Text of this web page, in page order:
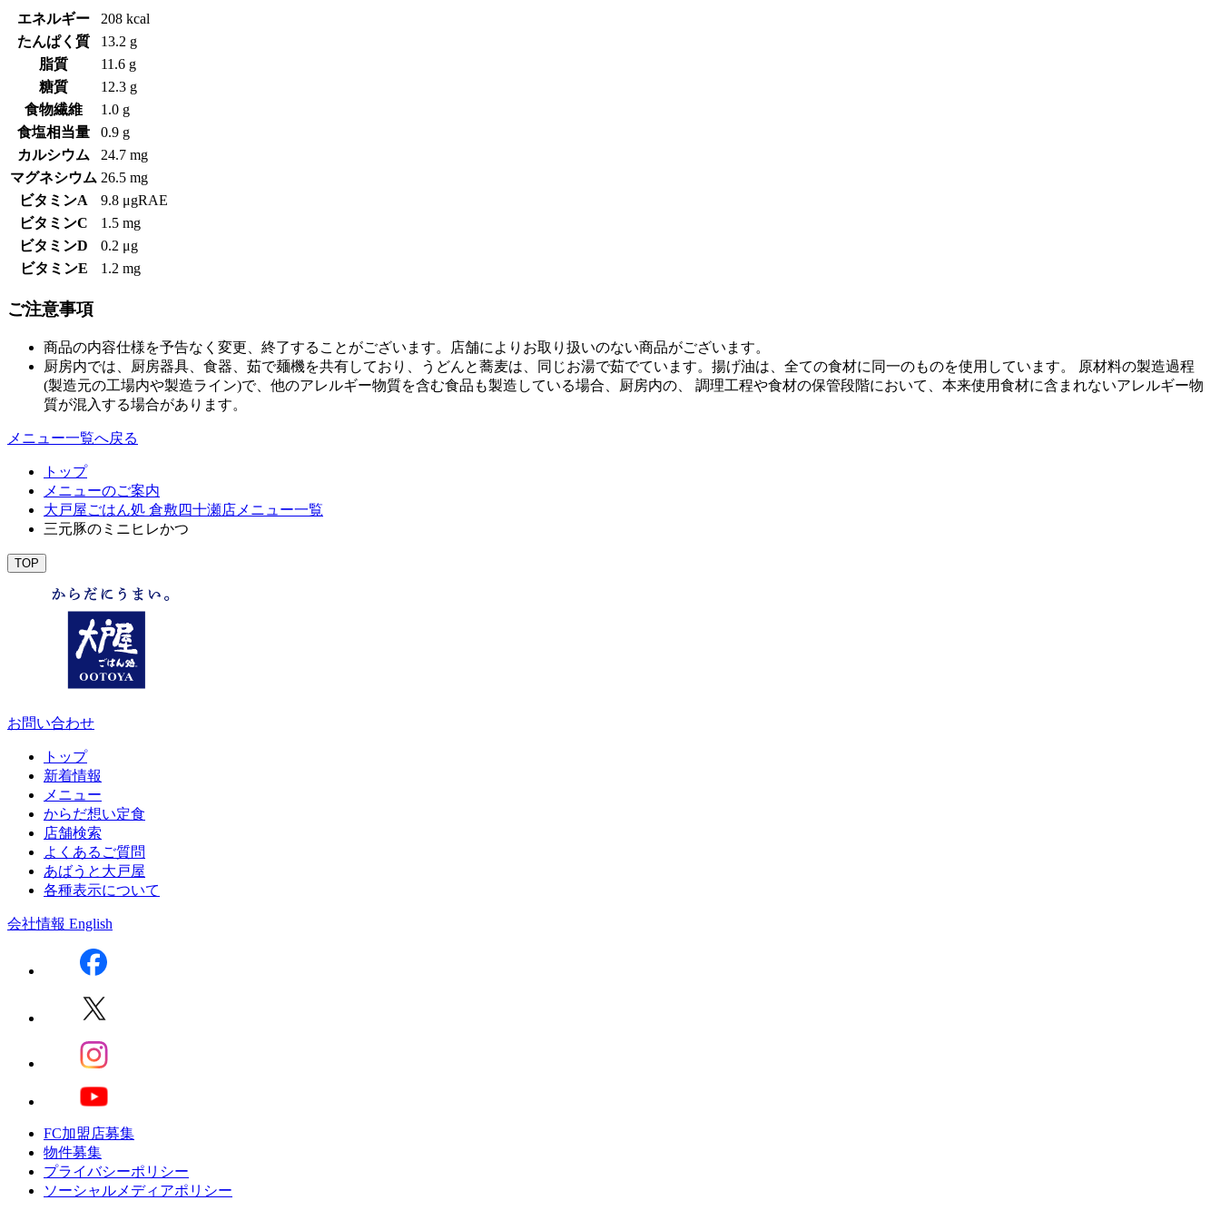
エネルギー
208 kcal
たんぱく質
13.2 g
脂質
11.6 g
糖質
12.3 g
食物繊維
1.0 g
食塩相当量
0.9 g
カルシウム
24.7 mg
マグネシウム 26.5 mg
ビタミンA
9.8 μgRAE
ビタミンC
1.5 mg
ビタミンD
0.2 μg
ビタミンE
1.2 mg
ご注意事項
商品の内容仕様を予告なく変更、終了することがございます。店舗によりお取り扱いのない商品がございます。
厨房内では、厨房器具、食器、茹で麺機を共有しており、うどんと蕎麦は、同じお湯で茹でています。揚げ油は、全ての食材に同一のものを使用しています。 原材料の製造過程
(製造元の工場内や製造ライン)で、他のアレルギー物質を含む食品も製造している場合、厨房内の、 調理工程や食材の保管段階において、本来使用食材に含まれないアレルギー物
質が混入する場合があります。
メニュー一覧へ戻る
トップ
メニューのご案内
大戸屋ごはん処 倉敷四十瀬店メニュー一覧
三元豚のミニヒレかつ
TOP
お問い合わせ
トップ
新着情報
メニュー
からだ想い定食
店舗検索
よくあるご質問
あばうと大戸屋
各種表示について
会社情報 English
FC加盟店募集
物件募集
プライバシーポリシー
ソーシャルメディアポリシー